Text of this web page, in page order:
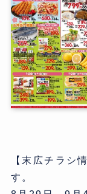
【末広チラシ
す。